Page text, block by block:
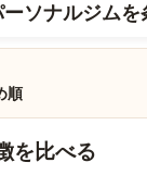
ソナルジムを
順
を比べる